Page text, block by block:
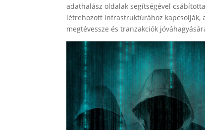
adathalász oldalak segítségével
létrehozott infrastruktúrához kapcsolják,
megtévessze és tranzakciók